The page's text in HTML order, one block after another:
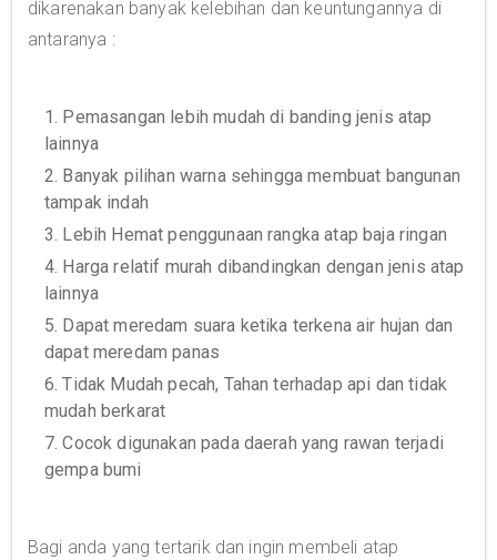
dikarenakan banyak kelebihan dan keuntungannya di
antaranya :
1. Pemasangan lebih mudah di banding jenis atap
lainnya
2. Banyak pilihan warna sehingga membuat bangunan
tampak indah
3. Lebih Hemat penggunaan rangka atap baja ringan
4. Harga relatif murah dibandingkan dengan jenis atap
lainnya
5. Dapat meredam suara ketika terkena air hujan dan
dapat meredam panas
6. Tidak Mudah pecah, Tahan terhadap api dan tidak
mudah berkarat
7. Cocok digunakan pada daerah yang rawan terjadi
gempa bumi
Bagi anda yang tertarik dan ingin membeli atap